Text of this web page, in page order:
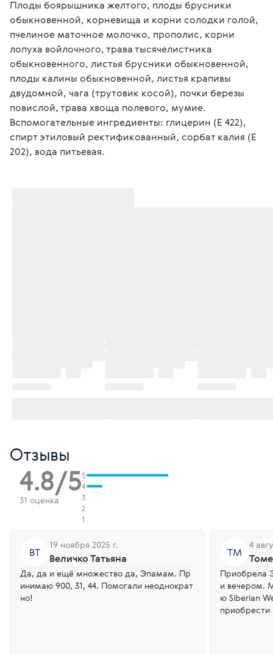
Плоды боярышника желтого, плоды брусники
обыкновенной, корневища и корни солодки голой,
пчелиное маточное молочко, прополис, корни
лопуха войлочного, трава тысячелистника
обыкновенного, листья брусники обыкновенной,
плоды калины обыкновенной, листья крапивы
двудомной, чага (трутовик косой), почки березы
повислой, трава хвоща полевого, мумие.
Вспомогательные ингредиенты: глицерин (Е 422),
спирт этиловый ректификованный, сорбат калия (Е
202), вода питьевая.
Отзывы
4.8/5
31 оценка
5
4
3
2
1
ВТ
19 ноября 2025 г.
Величко Татьяна
Да, да и ещё множество да, Эпамам. Пр
инимаю 900, 31, 44. Помогали неоднократ
но!
ТМ
4
Приобрела
и вечером.
ю Siberian